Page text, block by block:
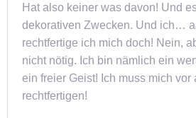
Hat also keiner was davon! Und
dekorativen Zwecken. Und ich…
rechtfertige ich mich doch! Nein,
nicht nötig. Ich bin nämlich ein
ein freier Geist! Ich muss mich vor
rechtfertigen!